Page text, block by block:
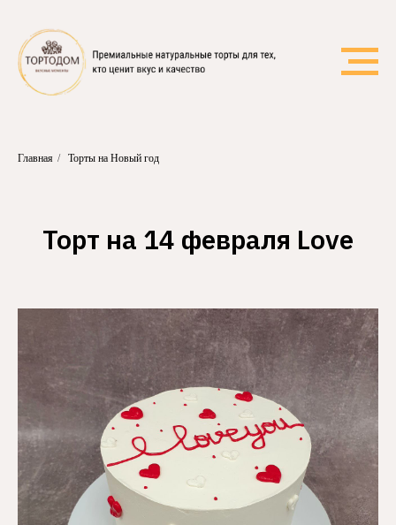
Главная / Торты на Новый год
Торт на 14 февраля Love